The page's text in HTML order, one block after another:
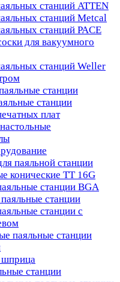
станций ATTEN
станций Metcal
станций PACE
для вакуумного
станций Weller
станции
станции
плат
паяльной станции
конические TT 16G
станции BGA
станции
станции с
паяльные станции
шприца
станции